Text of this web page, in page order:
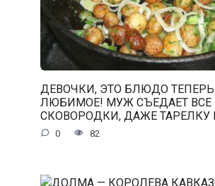
ДЕВОЧКИ, ЭТО БЛЮДО
ЛЮБИМОЕ! МУЖ СЪЕДАЕТ ВСЕ
СКОВОРОДКИ, ДАЖЕ ТАРЕЛКУ
0 82